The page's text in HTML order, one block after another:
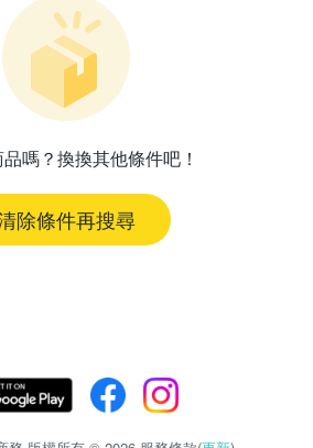
嗎？換換其他條件吧！
除條件再搜尋